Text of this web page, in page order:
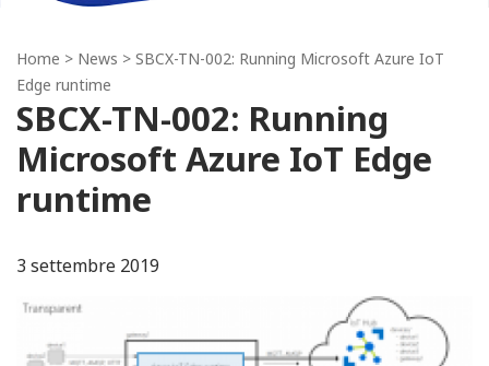
Home > News > SBCX-TN-002: Running Microsoft Azure IoT
Edge runtime
SBCX-TN-002: Running
Microsoft Azure IoT Edge
runtime
3 settembre 2019